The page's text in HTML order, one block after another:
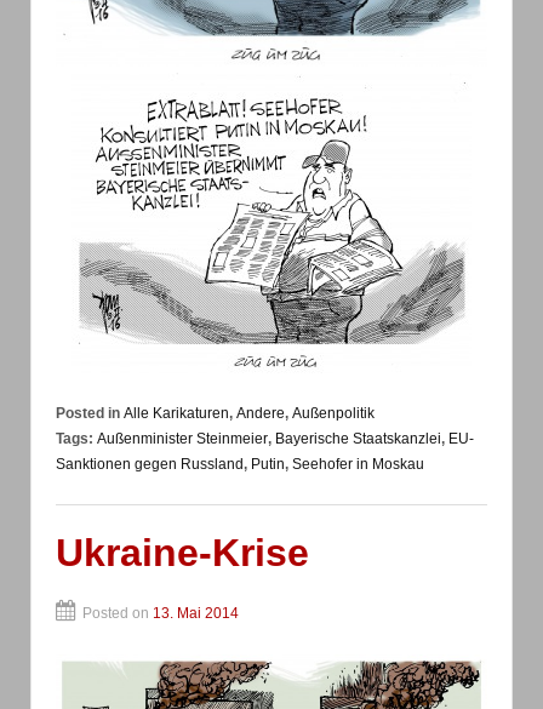
Posted in Alle Karikaturen, Andere, Außenpolitik
Tags: Außenminister Steinmeier, Bayerische Staatskanzlei, EU-
Sanktionen gegen Russland, Putin, Seehofer in Moskau
Ukraine-Krise
Posted on 13. Mai 2014